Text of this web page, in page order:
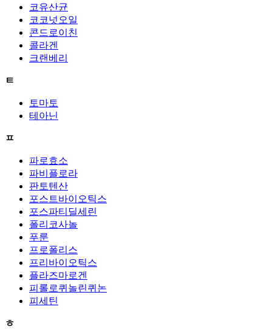
코유산균
코코넛오일
콘드로이친
콜라겐
크랜베리
ㅌ
토마토
테아닌
ㅍ
파로효소
파비플로라
판토텐산
포스트바이오틱스
포스파티딜세린
폴리코사놀
푸룬
프로폴리스
프리바이오틱스
플라즈마로겐
피롤로퀴놀린퀴논
피세틴
ㅎ